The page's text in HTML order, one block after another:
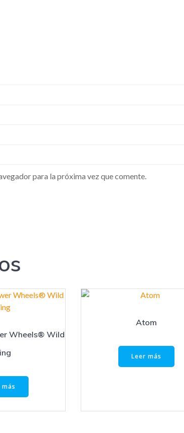
para la próxima vez que comente.
Wheels® Wild
Atom
Leer más